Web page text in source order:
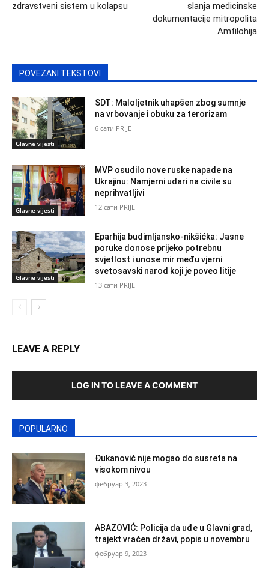
zdravstveni sistem u kolapsu
slanja medicinske
dokumentacije mitropolita
Amfilohija
POVEZANI TEKSTOVI
Glavne vijesti
SDT: Maloljetnik uhapšen zbog sumnje
na vrbovanje i obuku za terorizam
6 сати PRIJE
Glavne vijesti
MVP osudilo nove ruske napade na
Ukrajinu: Namjerni udari na civile su
neprihvatljivi
12 сати PRIJE
Glavne vijesti
Eparhija budimljansko-nikšićka: Jasne
poruke donose prijeko potrebnu
svjetlost i unose mir među vjerni
svetosavski narod koji je poveo litije
13 сати PRIJE
LEAVE A REPLY
LOG IN TO LEAVE A COMMENT
POPULARNO
Đukanović nije mogao do susreta na
visokom nivou
фебруар 3, 2023
ABAZOVIĆ: Policija da uđe u Glavni grad,
trajekt vraćen državi, popis u novembru
фебруар 9, 2023